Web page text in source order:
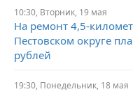
10:30, Вторник, 19 мая
На ремонт 4,5-
Пестовском округе
рублей
19:30, Понедельник, 18 мая